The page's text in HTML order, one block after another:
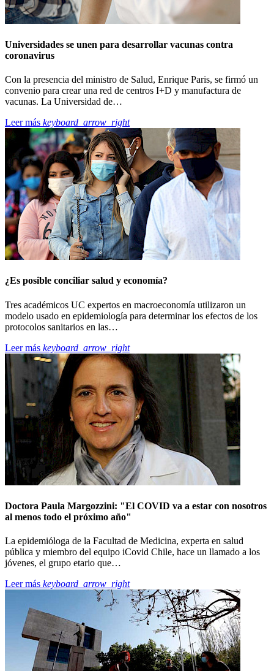
Universidades se unen para desarrollar vacunas contra
coronavirus
Con la presencia del ministro de Salud, Enrique Paris, se firmó un
convenio para crear una red de centros I+D y manufactura de
vacunas. La Universidad de…
Leer más keyboard_arrow_right
¿Es posible conciliar salud y economía?
Tres académicos UC expertos en macroeconomía utilizaron un
modelo usado en epidemiología para determinar los efectos de los
protocolos sanitarios en las…
Leer más keyboard_arrow_right
Doctora Paula Margozzini: "El COVID va a estar con nosotros
al menos todo el próximo año"
La epidemióloga de la Facultad de Medicina, experta en salud
pública y miembro del equipo iCovid Chile, hace un llamado a los
jóvenes, el grupo etario que…
Leer más keyboard_arrow_right